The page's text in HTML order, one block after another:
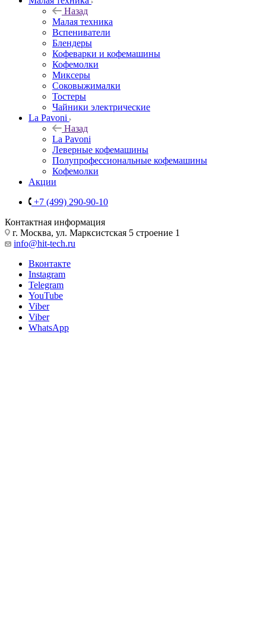
Назад
Малая техника
Вспениватели
Блендеры
Кофеварки и кофемашины
Кофемолки
Миксеры
Соковыжималки
Тостеры
Чайники электрические
La Pavoni
Назад
La Pavoni
Леверные кофемашины
Полупрофессиональные кофемашины
Кофемолки
Акции
+7 (499) 290-90-10
Контактная информация
г. Москва, ул. Марксистская 5 строение 1
info@hit-tech.ru
Вконтакте
Instagram
Telegram
YouTube
Viber
Viber
WhatsApp